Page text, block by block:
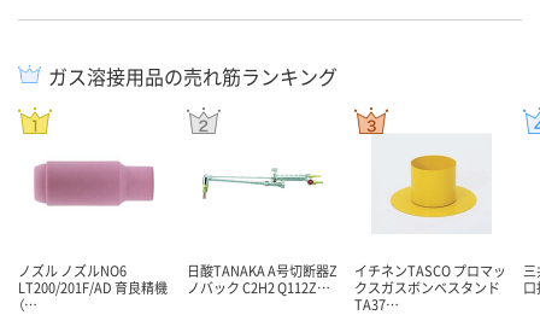
ガス溶接用品の売れ筋ランキング
ノズル ノズルNO6
LT200/201F/AD 育良精機
（…
日酸TANAKA A号切断器Z
ノバック C2H2 Q112Z…
イチネンTASCO プロマッ
クスガスボンベスタンド
TA37…